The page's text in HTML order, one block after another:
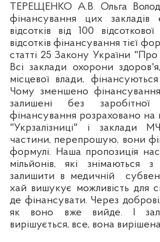
ТЕРЕЩЕНКО А.В. Ольга
фінансування цих
відсотків від 100
відсотків фінансування тієї
статті 25 Закону України
Всі заклади охорони
місцевої влади,
Чому зменшено
залишені без
фінансування розраховано на
"Укрзалізниці" і заклади
частини, перепрошую, вони
формулі. Наша пропозиція
мільйонів, які знімаються
залишити в медичній
хай вишукує можливість для
де фінансувати. Через доброві
як воно вже вийде. І
вирішується, все, вона